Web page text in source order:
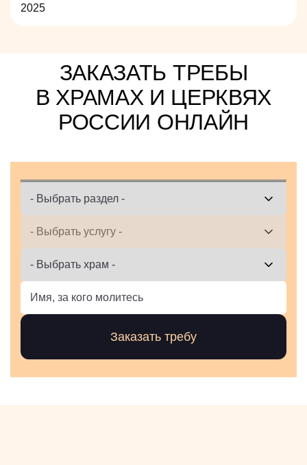
2025
ЗАКАЗАТЬ ТРЕБЫ
В ХРАМАХ И ЦЕРКВЯХ
РОССИИ ОНЛАЙН